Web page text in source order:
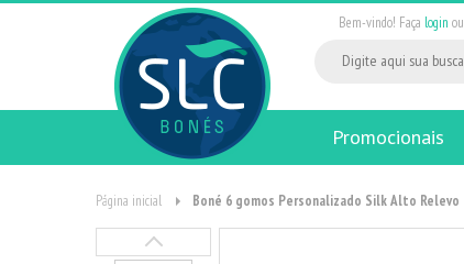
Bem-vindo! Faça login ou
Promocionais
Página inicial Boné 6 gomos Personalizado Silk Alto Relevo